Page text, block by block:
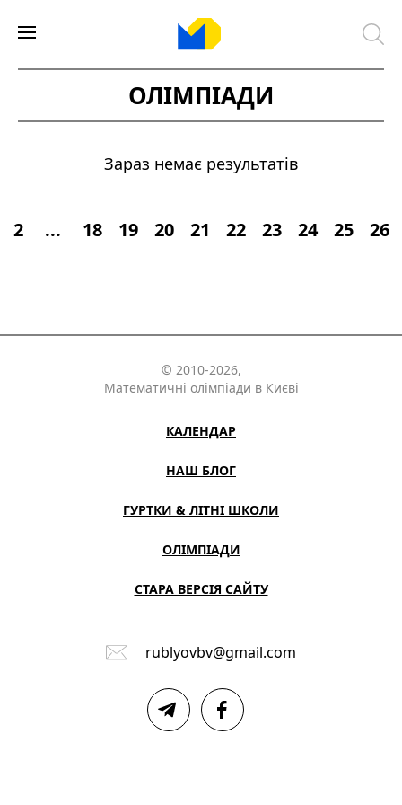
ОЛІМПІАДИ
Зараз немає результатів
2 ... 18 19 20 21 22 23 24 25 26
© 2010-2026,
Математичні олімпіади в Києві
КАЛЕНДАР
НАШ БЛОГ
ГУРТКИ & ЛІТНІ ШКОЛИ
ОЛІМПІАДИ
СТАРА ВЕРСІЯ САЙТУ
rublyovbv@gmail.com